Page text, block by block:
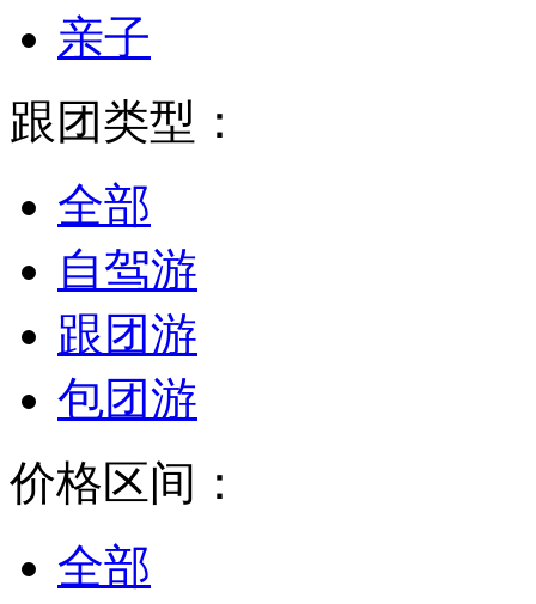
亲子
跟团类型：
全部
自驾游
跟团游
包团游
价格区间：
全部